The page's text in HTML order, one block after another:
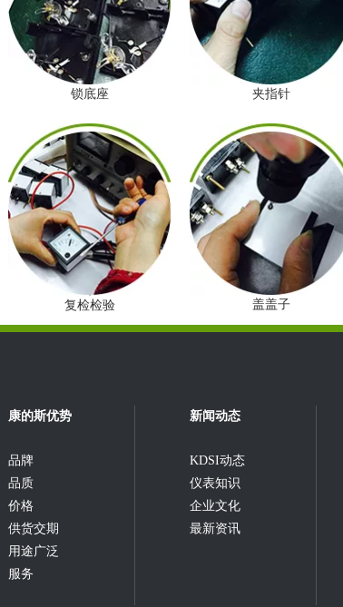
锁底座 夹指针
复检检验 盖盖子
康的斯优势
品牌
品质
价格
供货交期
用途广泛
服务
新闻动态
KDSI动态
仪表知识
企业文化
最新资讯